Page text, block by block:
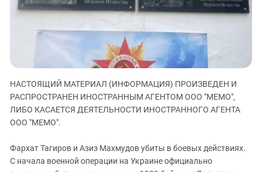
ЗАСТАВЛЯЕТ
КАВКАЗ ЗА ПАЛЕСТИНУ
ИНАКОМЫСЛИЕ В ЧЕЧНЕ
ПРЕСЛЕДОВАНИЕ АКТИВИСТОВ
МОБИЛИЗАЦИЯ И ПРОТЕСТЫ
Дагестан
Ингушетия
Карачаево-Черкесия
Краснодарский край
Нагорный Карабах
Ростовская область
НАСТОЯЩИЙ МАТЕРИАЛ (ИНФОРМАЦИЯ) ПРОИЗВЕДЕН И
РАСПРОСТРАНЕН ИНОСТРАННЫМ АГЕНТОМ ООО "МЕМО",
ЛИБО КАСАЕТСЯ ДЕЯТЕЛЬНОСТИ ИНОСТРАННОГО АГЕНТА
ООО "МЕМО".
Фархат Тагиров и Азиз Махмудов убиты в боевых действиях.
С начала военной операции на Украине официально